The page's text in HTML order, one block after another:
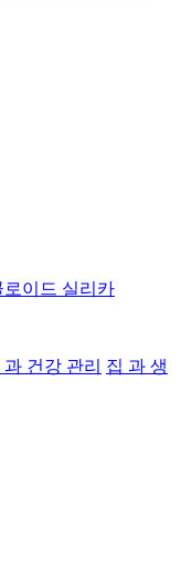
로이드 실리카
건강 관리 집 과 생